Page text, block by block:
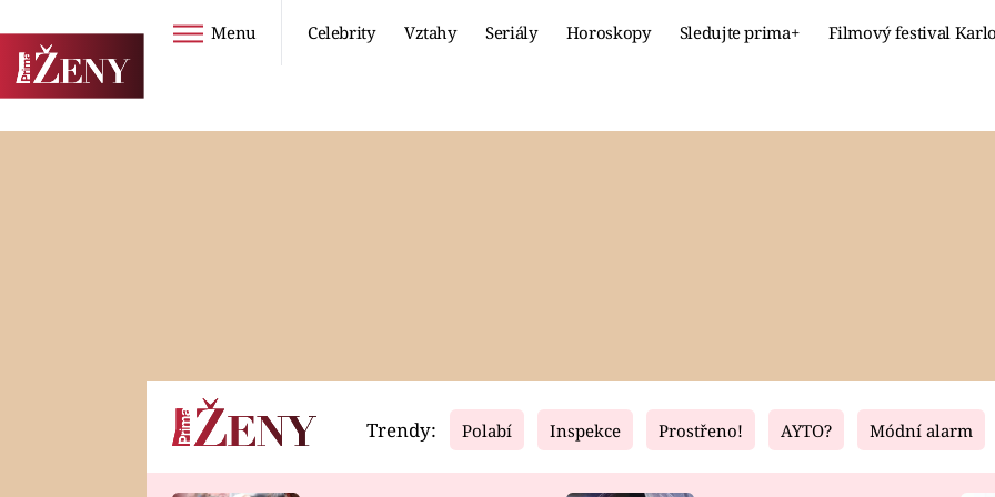
Menu Celebrity Vztahy Seriály Horoskopy Sledujte prima+ Filmový festival
Horoskopy Video Fresh Living
Trendy: Polabí Inspekce Prostřeno! AYTO? Módní alarm